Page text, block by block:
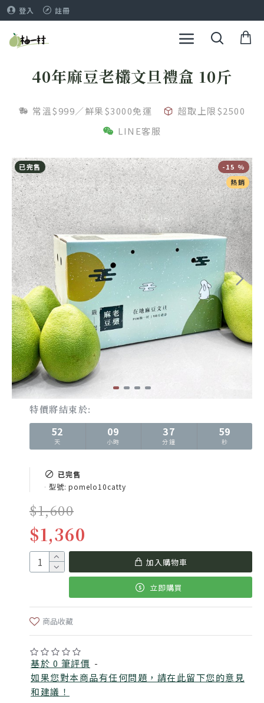
登入 註冊
40年麻豆老欉文旦禮盒 10斤
常溫$999／鮮果$3000免運
超取上限$2500
LINE客服
熱銷
-15 %
已完售
基於 0 筆評價 -
如果您對本商品有任何問題，請在此留下您的意見
和建議！
特價將結束於:
52
天
09
小時
37
分鐘
58
秒
$1,360
$1,600
已完售
型號: pomelo10catty
加入購物車
立即購買
商品收藏